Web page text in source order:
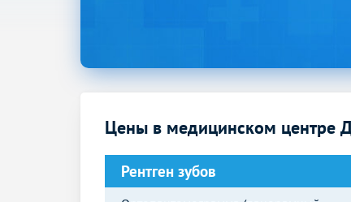
Цены в медицинском центре
Рентген зубов